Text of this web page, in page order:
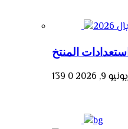
يونيو 9, 2026 0
139